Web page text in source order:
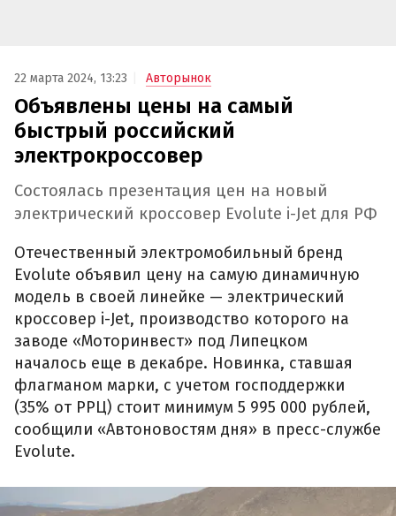
22 марта 2024, 13:23 Авторынок
Объявлены цены на самый
быстрый российский
электрокроссовер
Состоялась презентация цен на новый
электрический кроссовер Evolute i-Jet для РФ
Отечественный электромобильный бренд
Evolute объявил цену на самую динамичную
модель в своей линейке — электрический
кроссовер i-Jet, производство которого на
заводе «Моторинвест» под Липецком
началось еще в декабре. Новинка, ставшая
флагманом марки, с учетом господдержки
(35% от РРЦ) стоит минимум 5 995 000 рублей,
сообщили «Автоновостям дня» в пресс-службе
Evolute.